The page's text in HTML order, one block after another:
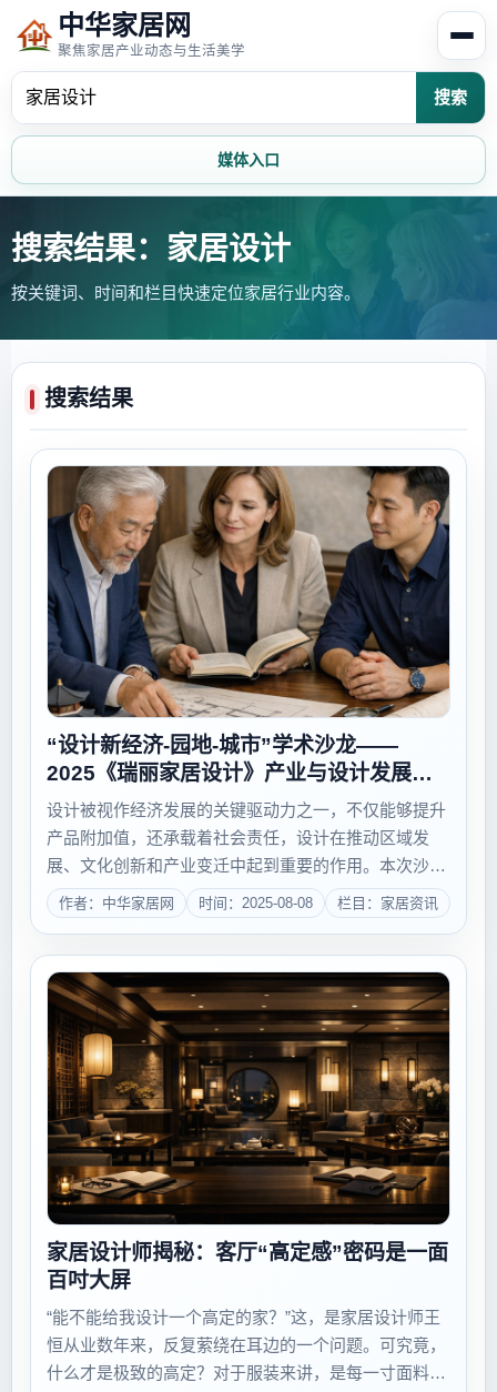
中华家居网
聚焦家居产业动态与生活美学
搜索
媒体入口
首页 家居资讯
家居风水 家居欣赏
家装攻略 创意家居
搜索结果：家居设计
按关键词、时间和栏目快速定位家居行业内容。
搜索结果
“设计新经济-园地-城市”学术沙龙——
2025《瑞丽家居设计》产业与设计发展研
讨会成功举办！
设计被视作经济发展的关键驱动力之一，不仅能够提升
产品附加值，还承载着社会责任，设计在推动区域发
展、文化创新和产业变迁中起到重要的作用。本次沙龙
聚焦“设计新经济-园地-城市”，以“新质生产力背景下的
设计创意园区发展机制”为主题，于2025年7月27日在纪
作者：中华家居网 时间：2025-08-08 栏目：家居资讯
家居设计师揭秘：客厅“高定感”密码是一面
百吋大屏
“能不能给我设计一个高定的家？”这，是家居设计师王
恒从业数年来，反复萦绕在耳边的一个问题。可究竟，
什么才是极致的高定？对于服装来讲，是每一寸面料与